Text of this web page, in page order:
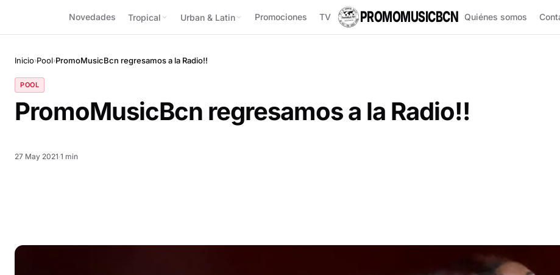
Novedades Tropical Urban & Latin Promociones TV PROMOMUSICBCN Quiénes somos
Inicio›Pool›PromoMusicBcn regresamos a la Radio!!
POOL
PromoMusicBcn regresamos a la Radio!!
27 May 2021·1 min